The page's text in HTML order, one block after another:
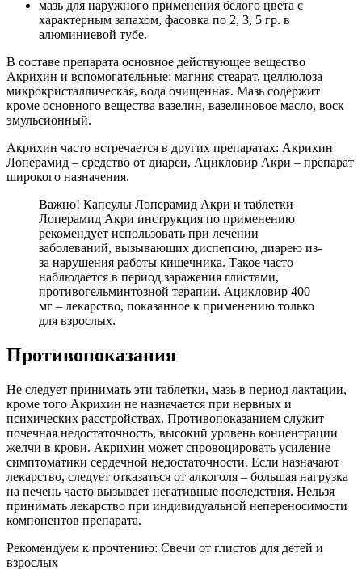
мазь для наружного применения белого цвета с
характерным запахом, фасовка по 2, 3, 5 гр. в
алюминиевой тубе.
В составе препарата основное действующее вещество
Акрихин и вспомогательные: магния стеарат, целлюлоза
микрокристаллическая, вода очищенная. Мазь содержит
кроме основного вещества вазелин, вазелиновое масло, воск
эмульсионный.
Акрихин часто встречается в других препаратах: Акрихин
Лоперамид – средство от диареи, Ацикловир Акри – препарат
широкого назначения.
Важно! Капсулы Лоперамид Акри и таблетки
Лоперамид Акри инструкция по применению
рекомендует использовать при лечении
заболеваний, вызывающих диспепсию, диарею из-
за нарушения работы кишечника. Такое часто
наблюдается в период заражения глистами,
противогельминтозной терапии. Ацикловир 400
мг – лекарство, показанное к применению только
для взрослых.
Противопоказания
Не следует принимать эти таблетки, мазь в период лактации,
кроме того Акрихин не назначается при нервных и
психических расстройствах. Противопоказанием служит
почечная недостаточность, высокий уровень концентрации
желчи в крови. Акрихин может спровоцировать усиление
симптоматики сердечной недостаточности. Если назначают
лекарство, следует отказаться от алкоголя – большая нагрузка
на печень часто вызывает негативные последствия. Нельзя
принимать лекарство при индивидуальной непереносимости
компонентов препарата.
Рекомендуем к прочтению: Свечи от глистов для детей и
взрослых